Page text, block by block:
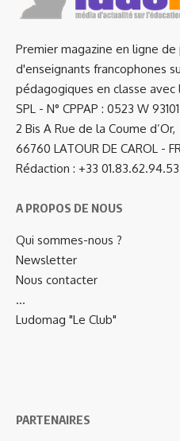
Premier magazine en ligne
d'enseignants francophones
pédagogiques en classe avec
SPL - N° CPPAP : 0523 W 93101
2 Bis A Rue de la Coume d’Or,
66760 LATOUR DE CAROL -
Rédaction : +33 01.83.62.94.53
A PROPOS DE NOUS
Qui sommes-nous ?
Newsletter
Nous contacter
…
Ludomag "Le Club"
PARTENAIRES